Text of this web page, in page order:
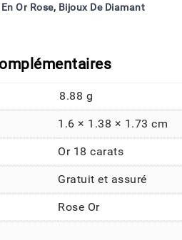
Or Rose, Bijoux De Diamant
8.88 g
1.6 × 1.38 × 1.73 cm
Or 18 carats
Gratuit et assuré
Rose Or